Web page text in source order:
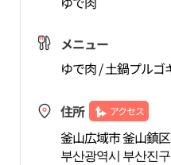
メニュー
ゆで肉 / 土鍋プルゴ
住所 アクセス
釜山広域市 釜山鎮
부산광역시 부산진